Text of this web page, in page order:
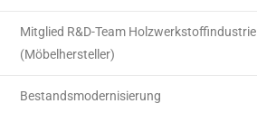
Mitglied R&D-Team Holzwerkstoffindustrie
(Möbelhersteller)
Bestandsmodernisierung